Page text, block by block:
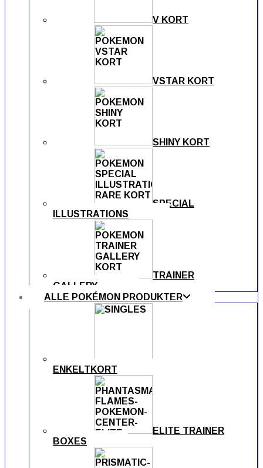
V KORT
VSTAR KORT
SHINY KORT
SPECIAL
ILLUSTRATIONS
TRAINER
GALLERY
ALLE POKÉMON PRODUKTER
ENKELTKORT
ELITE TRAINER
BOXES